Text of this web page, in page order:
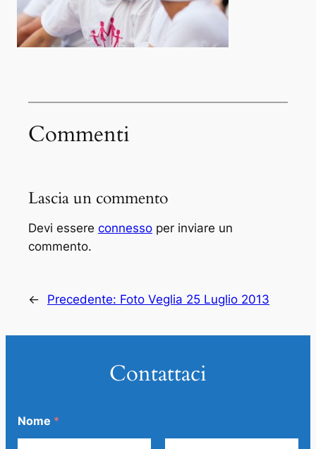
Commenti
Lascia un commento
Devi essere connesso per inviare un
commento.
← Precedente: Foto Veglia 25 Luglio 2013
Contattaci
Nome *